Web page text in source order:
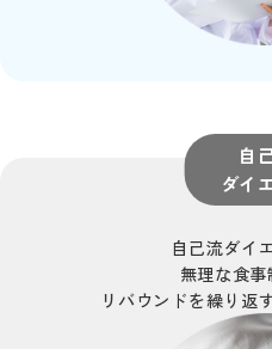
自
ダイ
自己流ダイ
無理な食事
リバウンドを繰り返